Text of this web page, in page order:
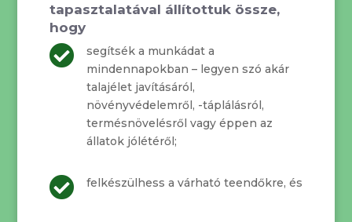
tapasztalatával állítottuk össze,
hogy

segítsék a munkádat a
mindennapokban – legyen szó akár
talajélet javításáról,
növényvédelemről, -táplálásról,
termésnövelésről vagy éppen az
állatok jólétéről;
 felkészülhess a várható teendőkre, és